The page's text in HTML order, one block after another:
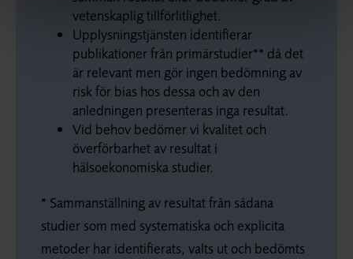
vetenskaplig tillförlitlighet.
Upplysningstjänsten identifierar
publikationer från primärstudier** då det
är relevant men gör ingen bedömning av
risk för bias hos dessa och av den
anledningen presenteras inga resultat.
Vid behov bedömer vi kvalitet och
överförbarhet av resultat i
hälsoekonomiska studier.
* Sammanställning av resultat från sådana
studier som med systematiska och explicita
metoder har identifierats, valts ut och bedömts